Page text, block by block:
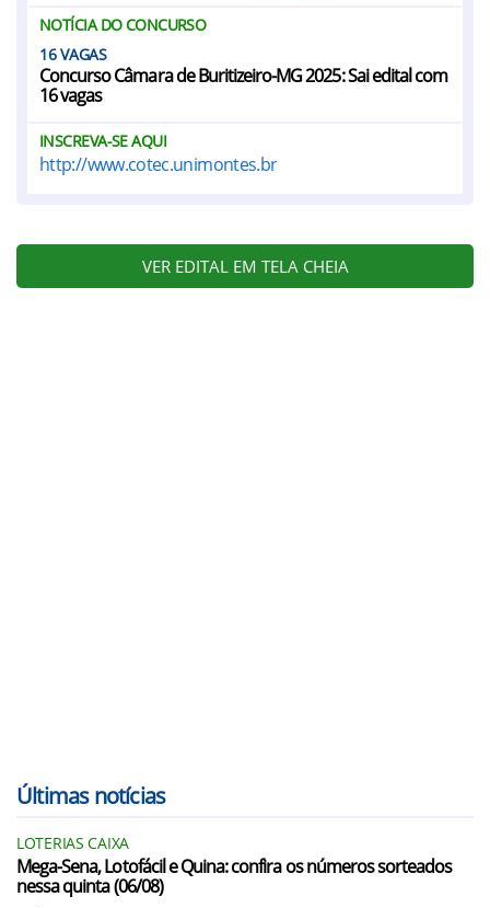
NOTÍCIA DO CONCURSO
16
Concurso Câmara de Buritizeiro-MG 2025: Sai edital com
16 vagas
INSCREVA-SE AQUI
http://www.cotec.unimontes.br
VER EDITAL EM TELA CHEIA
Últimas notícias
LOTERIAS CAIXA
Mega-Sena, Lotofácil e Quina: confira os números sorteados
nessa quinta (06/08)